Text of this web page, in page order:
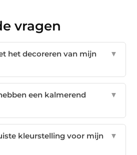
vragen
het decoreren van mijn
▼
een kalmerend
▼
kleurstelling voor mijn
▼